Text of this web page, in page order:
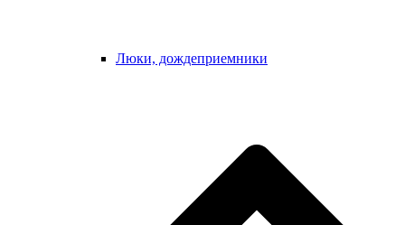
Люки, дождеприемники